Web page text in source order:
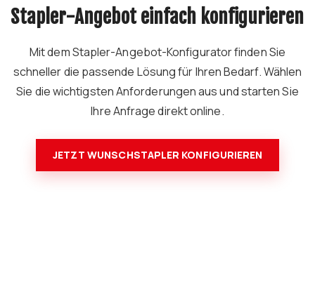
Stapler-Angebot einfach konfigurieren
Mit dem Stapler-Angebot-Konfigurator finden Sie
schneller die passende Lösung für Ihren Bedarf. Wählen
Sie die wichtigsten Anforderungen aus und starten Sie
Ihre Anfrage direkt online.
JETZT WUNSCHSTAPLER KONFIGURIEREN